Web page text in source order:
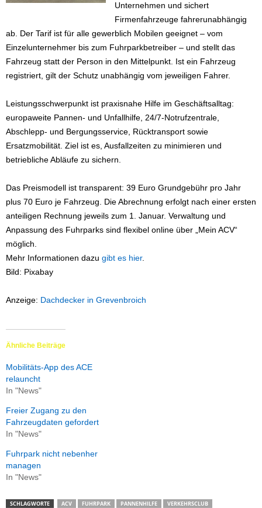
Unternehmen und sichert
Firmenfahrzeuge fahrerunabhängig
ab. Der Tarif ist für alle gewerblich Mobilen geeignet – vom
Einzelunternehmer bis zum Fuhrparkbetreiber – und stellt das
Fahrzeug statt der Person in den Mittelpunkt. Ist ein Fahrzeug
registriert, gilt der Schutz unabhängig vom jeweiligen Fahrer.
Leistungsschwerpunkt ist praxisnahe Hilfe im Geschäftsalltag:
europaweite Pannen- und Unfallhilfe, 24/7-Notrufzentrale,
Abschlepp- und Bergungsservice, Rücktransport sowie
Ersatzmobilität. Ziel ist es, Ausfallzeiten zu minimieren und
betriebliche Abläufe zu sichern.
Das Preismodell ist transparent: 39 Euro Grundgebühr pro Jahr
plus 70 Euro je Fahrzeug. Die Abrechnung erfolgt nach einer ersten
anteiligen Rechnung jeweils zum 1. Januar. Verwaltung und
Anpassung des Fuhrparks sind flexibel online über „Mein ACV“
möglich.
Mehr Informationen dazu gibt es hier.
Bild: Pixabay
Anzeige: Dachdecker in Grevenbroich
Ähnliche Beiträge
Mobilitäts-App des ACE
relauncht
In "News"
Freier Zugang zu den
Fahrzeugdaten gefordert
In "News"
Fuhrpark nicht nebenher
managen
In "News"
SCHLAGWORTE ACV FUHRPARK PANNENHILFE VERKEHRSCLUB